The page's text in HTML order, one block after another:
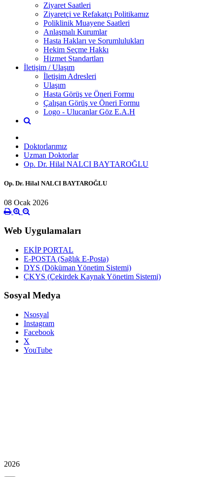
Ziyaret Saatleri
Ziyaretçi ve Refakatçı Politikamız
Poliklinik Muayene Saatleri
Anlaşmalı Kurumlar
Hasta Hakları ve Sorumlulukları
Hekim Seçme Hakkı
Hizmet Standartları
İletişim / Ulaşım
İletişim Adresleri
Ulaşım
Hasta Görüş ve Öneri Formu
Çalışan Görüş ve Öneri Formu
Logo - Ulucanlar Göz E.A.H
Doktorlarımız
Uzman Doktorlar
Op. Dr. Hilal NALCI BAYTAROĞLU
Op. Dr. Hilal NALCI BAYTAROĞLU
08 Ocak 2026
Web Uygulamaları
EKİP PORTAL
E-POSTA (Sağlık E-Posta)
DYS (Döküman Yönetim Sistemi)
ÇKYS (Çekirdek Kaynak Yönetim Sistemi)
Sosyal Medya
Nsosyal
Instagram
Facebook
X
YouTube
2026